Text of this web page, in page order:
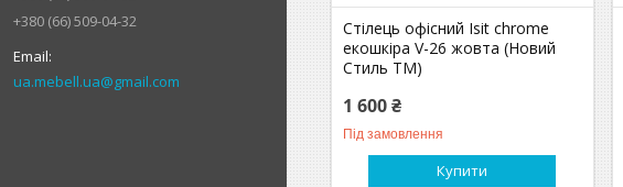
+380 (66) 509-04-32
ua.mebell.ua@gmail.com
Стілець офісний Isit chrome
екошкіра V-26 жовта (Новий
Стиль ТМ)
1 600 ₴
Під замовлення
Купити